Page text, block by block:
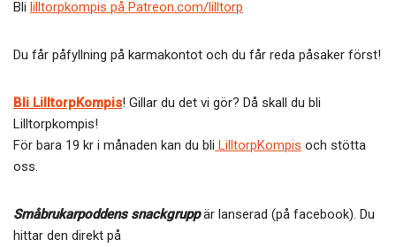
Bli lilltorpkompis på Patreon.com/lilltorp
Du får påfyllning på karmakontot och du får reda påsaker först!
Bli LilltorpKompis! Gillar du det vi gör? Då skall du bli
Lilltorpkompis!
För bara 19 kr i månaden kan du bli LilltorpKompis och stötta
oss.
Småbrukarpoddens snackgruppär lanserad (på facebook). Du
hittar den direkt på